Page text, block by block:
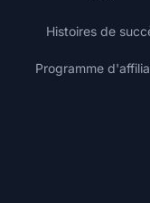
Histoires de
Programme